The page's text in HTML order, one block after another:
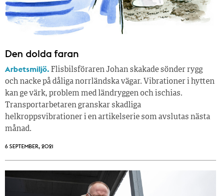
Den dolda faran
Arbetsmiljö. Flisbilsföraren Johan skakade sönder rygg
och nacke på dåliga norrländska vägar. Vibrationer i hytten
kan ge värk, problem med ländryggen och ischias.
Transportarbetaren granskar skadliga
helkroppsvibrationer i en artikelserie som avslutas nästa
månad.
6 SEPTEMBER, 2021